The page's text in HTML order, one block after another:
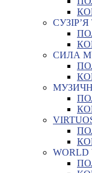
СИЛА
WORLD